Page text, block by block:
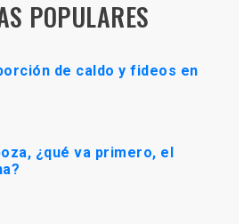
POPULARES
de caldo y fideos en
¿qué va primero, el